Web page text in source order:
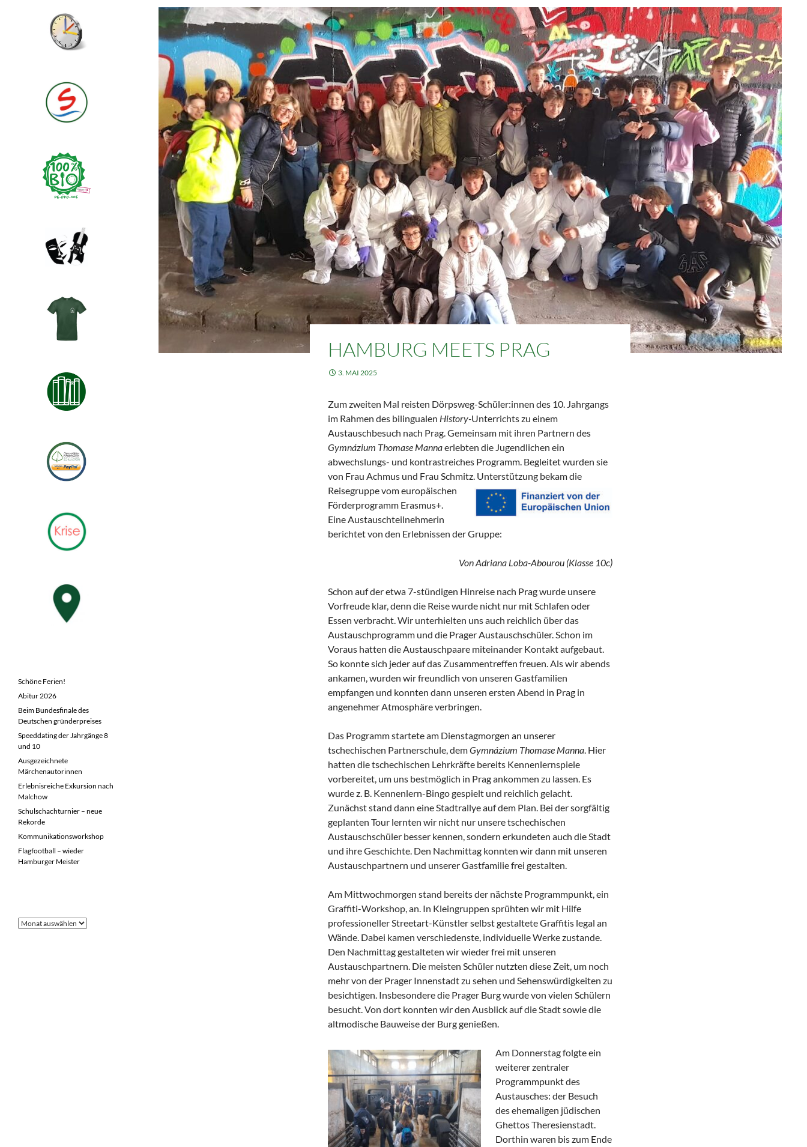
HAMBURG MEETS PRAG
3. MAI 2025
Zum zweiten Mal reisten Dörpsweg-Schüler:innen des 10. Jahrgangs
im Rahmen des bilingualen History-Unterrichts zu einem
Austauschbesuch nach Prag. Gemeinsam mit ihren Partnern des
Gymnázium Thomase Mannaerlebten die Jugendlichen ein
abwechslungs- und kontrastreiches Programm. Begleitet wurden sie
von Frau Achmus und Frau Schmitz. Unterstützung bekam die
Reisegruppe vom europäischen
Förderprogramm Erasmus+.
Eine Austauschteilnehmerin
berichtet von den Erlebnissen der Gruppe:
Von Adriana Loba-Abourou (Klasse 10c)
Schon auf der etwa 7-stündigen Hinreise nach Prag wurde unsere
Vorfreude klar, denn die Reise wurde nicht nur mit Schlafen oder
Essen verbracht. Wir unterhielten uns auch reichlich über das
Austauschprogramm und die Prager Austauschschüler. Schon im
Voraus hatten die Austauschpaare miteinander Kontakt aufgebaut.
So konnte sich jeder auf das Zusammentreffen freuen. Als wir abends
ankamen, wurden wir freundlich von unseren Gastfamilien
empfangen und konnten dann unseren ersten Abend in Prag in
angenehmer Atmosphäre verbringen.
Das Programm startete am Dienstagmorgen an unserer
tschechischen Partnerschule, demGymnázium Thomase Manna. Hier
hatten die tschechischen Lehrkräfte bereits Kennenlernspiele
vorbereitet, um uns bestmöglich in Prag ankommen zu lassen. Es
wurde z. B. Kennenlern-Bingo gespielt und reichlich gelacht.
Zunächst stand dann eine Stadtrallye auf dem Plan. Bei der sorgfältig
geplanten Tour lernten wir nicht nur unsere tschechischen
Austauschschüler besser kennen, sondern erkundeten auch die Stadt
und ihre Geschichte. Den Nachmittag konnten wir dann mit unseren
Austauschpartnern und unserer Gastfamilie frei gestalten.
Am Mittwochmorgen stand bereits der nächste Programmpunkt, ein
Graffiti-Workshop, an. In Kleingruppen sprühten wir mit Hilfe
professioneller Streetart-Künstler selbst gestaltete Graffitis legal an
Wände. Dabei kamen verschiedenste, individuelle Werke zustande.
Den Nachmittag gestalteten wir wieder frei mit unseren
Austauschpartnern. Die meisten Schüler nutzten diese Zeit, um noch
mehr von der Prager Innenstadt zu sehen und Sehenswürdigkeiten zu
besichtigen. Insbesondere die Prager Burg wurde von vielen Schülern
besucht. Von dort konnten wir den Ausblick auf die Stadt sowie die
altmodische Bauweise der Burg genießen.
Am Donnerstag folgte ein
weiterer zentraler
Programmpunkt des
Austausches: der Besuch
des ehemaligen jüdischen
Ghettos Theresienstadt.
Dorthin waren bis zum Ende
Schöne Ferien!
Abitur 2026
Beim Bundesfinale des
Deutschen gründerpreises
Speeddating der Jahrgänge 8
und 10
Ausgezeichnete
Märchenautorinnen
Erlebnisreiche Exkursion nach
Malchow
Schulschachturnier – neue
Rekorde
Kommunikationsworkshop
Flagfootball – wieder
Hamburger Meister
Frühere